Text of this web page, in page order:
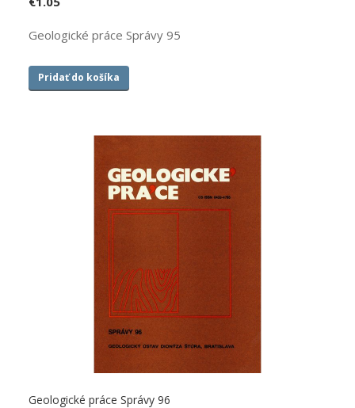
Geologické práce Správy 95
Pridať do košíka
Geologické práce Správy 96